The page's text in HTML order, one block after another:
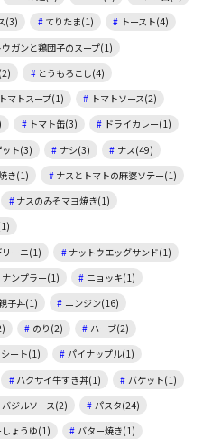
(3) てりたま(1)
トースト(4)
ウガンと鶏団子のスープ(1)
とうもろこし(4)
トマトスープ(1)
トマトソース(2)
トマト缶(3)
ドライカレー(1)
ット(3) ナシ(3)
ナス(49)
き(1)
ナスとトマトの麻婆ソテー(1)
ナスのみそマヨ焼き(1)
リーニ(1)
ナットウエッグサンド(1)
ナンプラー(1)
ニョッキ(1)
子丼(1)
ニンジン(16)
のり(2)
ハーブ(2)
ート(1)
パイナップル(1)
ハクサイ牛すき丼(1)
バケット(1)
バジルソース(2)
パスタ(24)
ょうゆ(1)
バター焼き(1)